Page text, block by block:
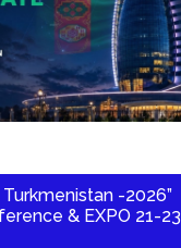
Turkmenistan -2026”
& EXPO 21-23